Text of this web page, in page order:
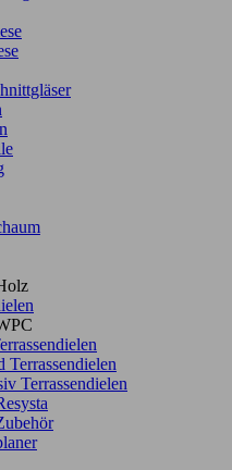
Terrassendielen
Terrassendielen